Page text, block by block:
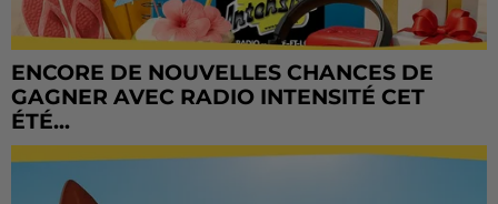
ENCORE DE NOUVELLES CHANCES DE
GAGNER AVEC RADIO INTENSITÉ CET
ÉTÉ...